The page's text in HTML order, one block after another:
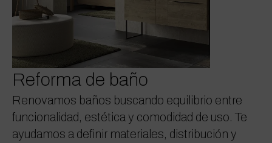
Reforma de baño
Renovamos baños buscando equilibrio entre
funcionalidad, estética y comodidad de uso. Te
ayudamos a definir materiales, distribución y